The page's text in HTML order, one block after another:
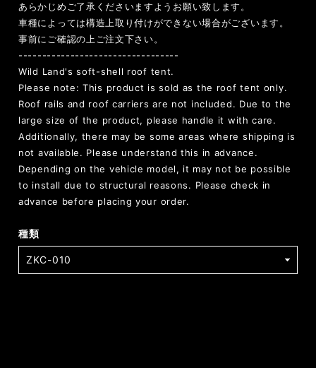
あらかじめご了承くださいますようお願い致します。
車種によっては構造上取り付けができない場合がございます。
事前にご確認の上ご注文下さい。
----------------------------------
Wild Land's soft-shell roof tent.
Please note: This product is sold as the roof tent only.
Roof rails and roof carriers are not included. Due to the
large size of the product, please handle it with care.
Additionally, there may be some areas where shipping is
not available. Please understand this in advance.
Depending on the vehicle model, it may not be possible
to install due to structural reasons. Please check in
advance before placing your order.
種類